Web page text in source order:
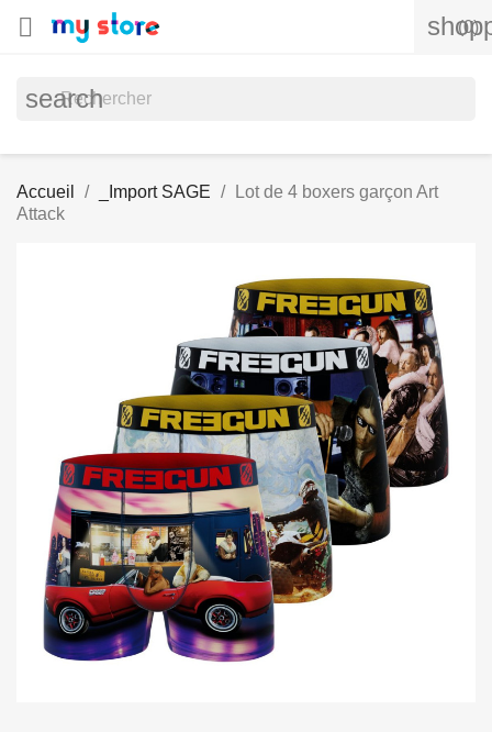
 (0)
search
Accueil _Import SAGE
Lot de 4 boxers garçon Art
Attack